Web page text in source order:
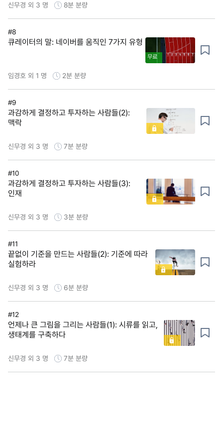
신무경 외 3 명 8분 분량
#8
큐레이터의 말: 네이버를 움직인 7가지 유형
무료
임경호 외 1 명 2분 분량
#9
과감하게 결정하고 투자하는 사람들(2):
맥락
신무경 외 3 명 7분 분량
#10
과감하게 결정하고 투자하는 사람들(3):
인재
신무경 외 3 명 3분 분량
#11
끝없이 기준을 만드는 사람들(2): 기준에 따라
실험하라
신무경 외 3 명 6분 분량
#12
언제나 큰 그림을 그리는 사람들(1): 시류를 읽고,
생태계를 구축하다
신무경 외 3 명 7분 분량